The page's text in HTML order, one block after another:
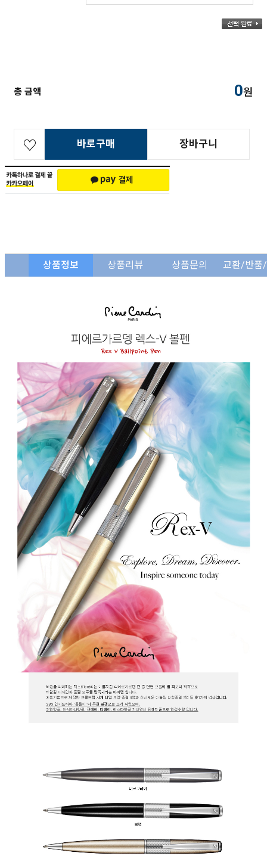
총 금액 0원
바로구매 장바구니
상품정보 상품리뷰 상품문의 교환/반품